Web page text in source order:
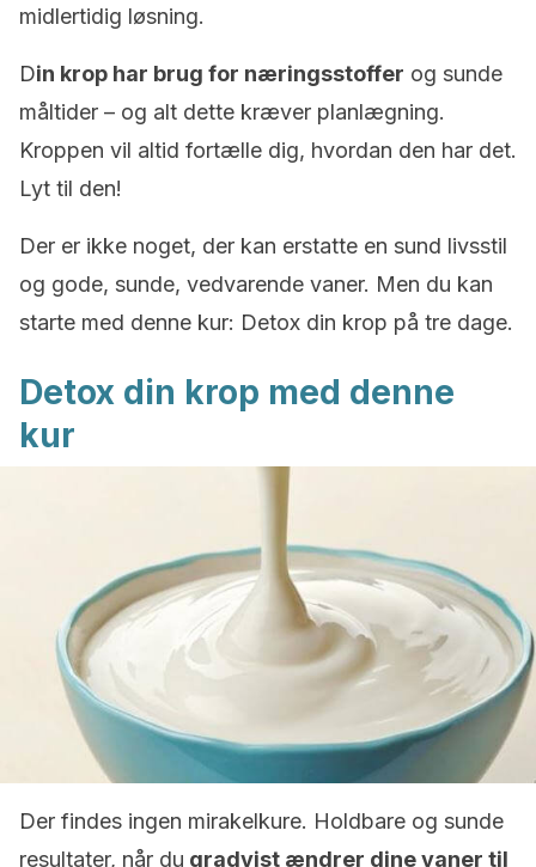
midlertidig løsning.
Din krop har brug for næringsstoffer og sunde
måltider – og alt dette kræver planlægning.
Kroppen vil altid fortælle dig, hvordan den har det.
Lyt til den!
Der er ikke noget, der kan erstatte en sund livsstil
og gode, sunde, vedvarende vaner. Men du kan
starte med denne kur: Detox din krop på tre dage.
Detox din krop med denne
kur
Der findes ingen mirakelkure. Holdbare og sunde
resultater, når du gradvist ændrer dine vaner til